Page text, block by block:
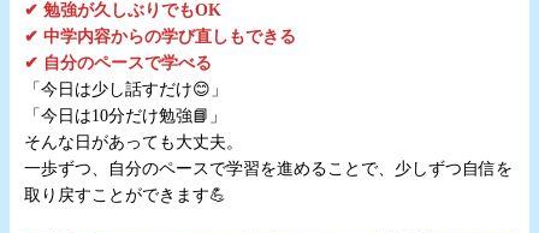
✔ 勉強が久しぶりでもOK
✔ 中学内容からの学び直しもできる
✔ 自分のペースで学べる
「今日は少し話すだけ😊」
「今日は10分だけ勉強📘」
そんな日があっても大丈夫。
一歩ずつ、自分のペースで学習を進めることで、少しずつ自信を
取り戻すことができます💪